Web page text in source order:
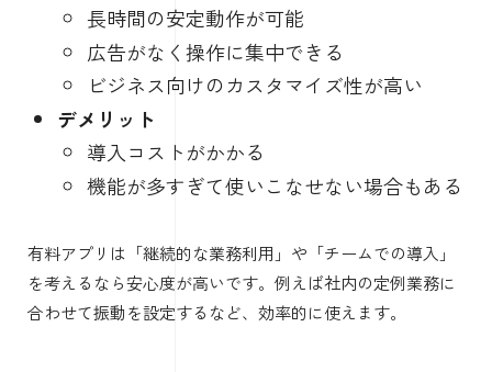
長時間の安定動作が可能
広告がなく操作に集中できる
ビジネス向けのカスタマイズ性が高い
デメリット
導入コストがかかる
機能が多すぎて使いこなせない場合もある
有料アプリは「継続的な業務利用」や「チームでの導入」
を考えるなら安心度が高いです。例えば社内の定例業務に
合わせて振動を設定するなど、効率的に使えます。